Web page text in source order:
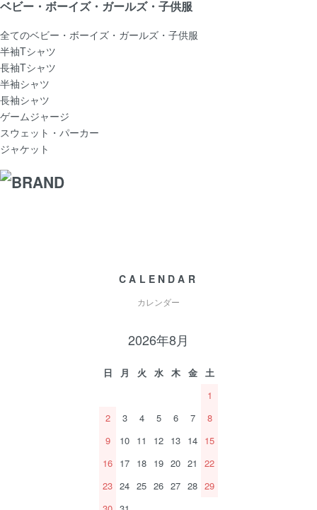
ベビー・ボーイズ・ガールズ・子供服
全てのベビー・ボーイズ・ガールズ・子供服
半袖Tシャツ
長袖Tシャツ
半袖シャツ
長袖シャツ
ゲームジャージ
スウェット・パーカー
ジャケット
CALENDAR
カレンダー
2026年8月
日 月 火 水 木 金
土
1
2
3 4 5 6 7
8
9
10 11 12 13 14 15
16 17 18 19 20 21
22
23 24 25 26 27 28 29